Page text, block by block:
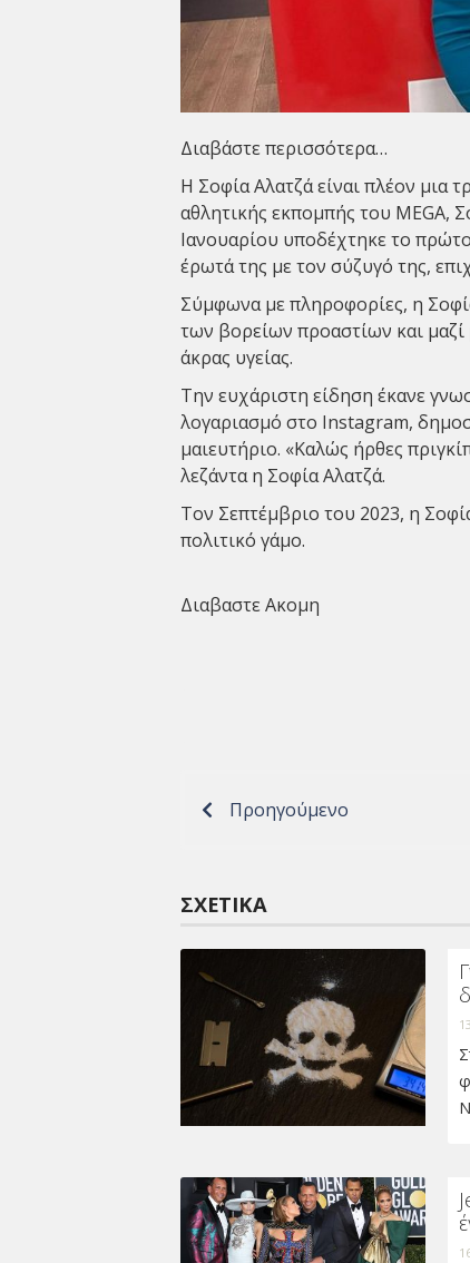
Διαβάστε περισσότερα…
Η Σοφία Αλατζάείναι πλέον μια
αθλητικής εκπομπής του MEGA,
Ιανουαρίου υποδέχτηκε το
έρωτά της με τον σύζυγό της,
Σύμφωνα με πληροφορίες, η
των βορείων προαστίων και
άκρας υγείας.
Την ευχάριστη είδηση έκανε
λογαριασμό στο Instagram,
μαιευτήριο. «Καλώς ήρθες
λεζάντα η Σοφία Αλατζά.
Τον Σεπτέμβριο του 2023, η
πολιτικό γάμο.
Διαβαστε Ακομη
Προηγούμενο
ΣΧΕΤΙΚΆ